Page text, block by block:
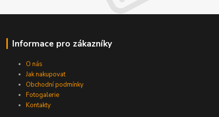
Informace pro zákazníky
O nás
Jak nakupovat
Obchodní podmínky
Fotogalerie
Kontakty